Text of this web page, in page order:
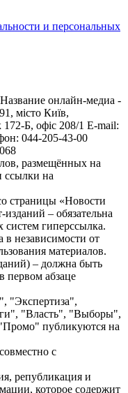
и персональных
онлайн-медиа -
місто Київ,
Б, офіс 208/1 E-mail:
044-205-43-00
размещённых на
ссылки на
страницы «Новости
– обязательна
систем гиперссылка.
независимости от
материалов.
– должна быть
первом абзаце
"Экспертиза",
"Власть", "Выборы",
публикуются на
с
републикация и
которое содержит